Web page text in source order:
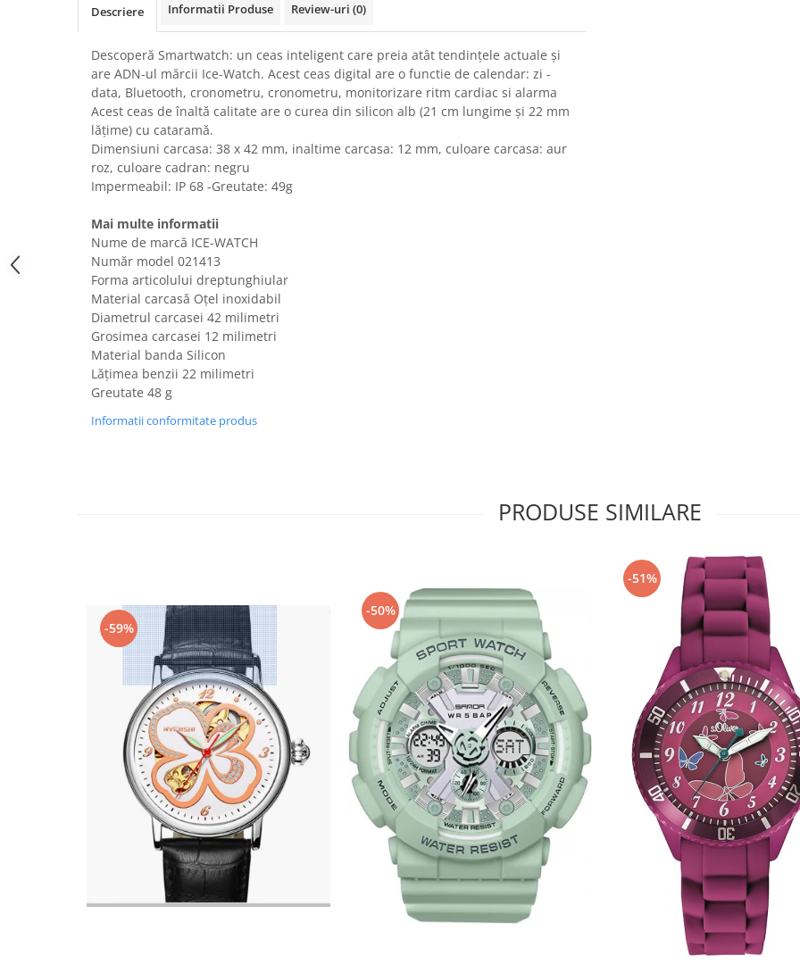
Utilaje si materiale de constructii
Laptop, Tablete & Telefoane
Accesorii tablete
Laptopuri si Accesorii
Telefoane Mobile & accesorii
Wearable & Gadgeturi
Electrocasnice & Climatizare
Accesorii si piese masini spalat
Accesorii si piese masini spalat
Aparate Frigorifice
Aparate Racire Aer
Aragaze si cuptoare cu microunde
Climatizare & sisteme de incalzire
Electrocasnice pentru Bucatarie
Fiare de calcat si masini de cusut
Purificatoare de aer
Imbracaminte barbati
Imbracaminte femei
Imbracaminte si Incaltaminte copii
Incaltaminte barbati
Ochelari de vedere
Gaming, Carti & Birotica
Console, Jocuri & Accesorii
Ingrijire personala & Cosmetice
Accesorii aparate de ras electrice
Accesorii aparate hair styling
Descriere Informatii Produse Review-uri (0)
Descoperă Smartwatch: un ceas inteligent care preia atât tendințele actuale și
are ADN-ul mărcii Ice-Watch. Acest ceas digital are o functie de calendar: zi -
data, Bluetooth, cronometru, cronometru, monitorizare ritm cardiac si alarma
Acest ceas de înaltă calitate are o curea din silicon alb (21 cm lungime și 22 mm
lățime) cu cataramă.
Dimensiuni carcasa: 38 x 42 mm, inaltime carcasa: 12 mm, culoare carcasa: aur
roz, culoare cadran: negru
Impermeabil: IP 68 -Greutate: 49g
Mai multe informatii
Nume de marcă ICE-WATCH
Număr model 021413
Forma articolului dreptunghiular
Material carcasă Oțel inoxidabil
Diametrul carcasei 42 milimetri
Grosimea carcasei 12 milimetri
Material banda Silicon
Lățimea benzii 22 milimetri
Greutate 48 g
Informatii conformitate produs
PRODUSE SIMILARE
-59%
-50%
-51%